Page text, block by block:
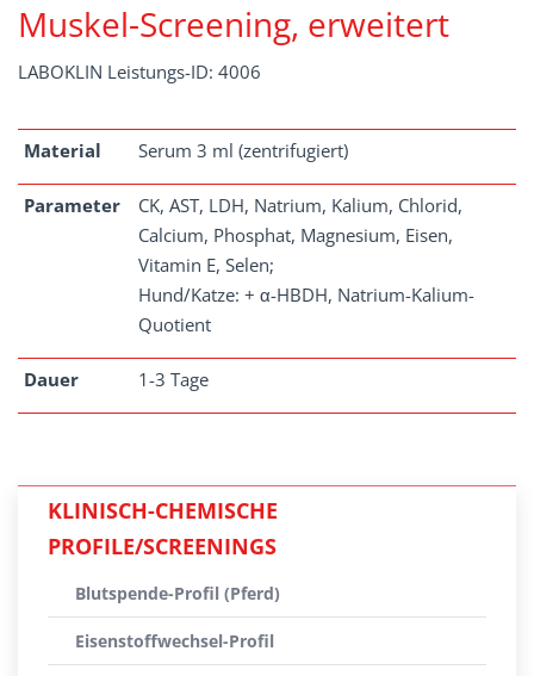
Muskel-Screening, erweitert
LABOKLIN Leistungs-ID: 4006
Material Serum 3 ml (zentrifugiert)
Parameter
CK, AST, LDH, Natrium, Kalium, Chlorid,
Calcium, Phosphat, Magnesium, Eisen,
Vitamin E, Selen;
Hund/Katze: + α-HBDH, Natrium-Kalium-
Quotient
Dauer 1-3 Tage
KLINISCH-CHEMISCHE
PROFILE/SCREENINGS
Blutspende-Profil (Pferd)
Eisenstoffwechsel-Profil